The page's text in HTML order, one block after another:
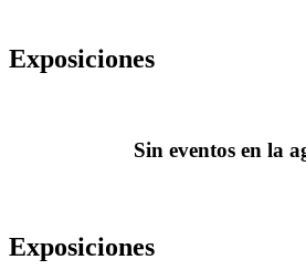
Exposiciones
Sin eventos en la
Exposiciones